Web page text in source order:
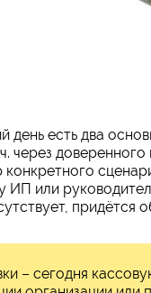
день есть два
через
ИП или
придётся
– сегодня